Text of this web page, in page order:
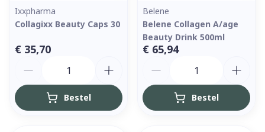
Ixxpharma
Collagixx Beauty Caps 30
€ 35,70
Bestel
Belene
Belene Collagen A/age
Beauty Drink 500ml
€ 65,94
Bestel